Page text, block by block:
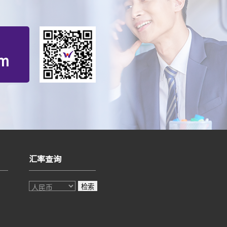
汇率查询
检索